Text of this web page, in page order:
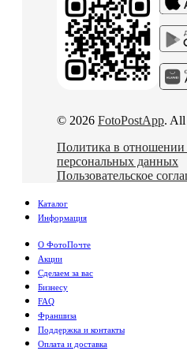
© 2026 FotoPostApp. All
Политика в отношении
персональных данных
Пользовательское
Каталог
Информация
О ФотоПочте
Акции
Сделаем за вас
Бизнесу
FAQ
Франшиза
Поддержка и контакты
Оплата и доставка